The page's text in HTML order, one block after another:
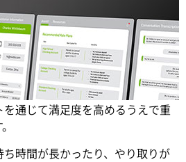
企業が顧客とつながり、サービ
通じて満足度を高めるうえで重
時間が長かったり、やり取りが